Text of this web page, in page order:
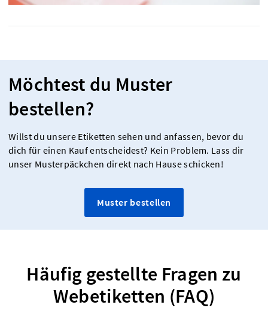
Möchtest du Muster
bestellen?
Willst du unsere Etiketten sehen und anfassen, bevor du
dich für einen Kauf entscheidest? Kein Problem. Lass dir
unser Musterpäckchen direkt nach Hause schicken!
Muster bestellen
Häufig gestellte Fragen zu
Webetiketten (FAQ)